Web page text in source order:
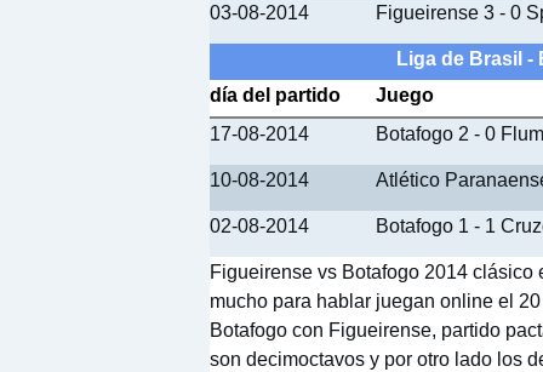
03-08-2014 Figueirense 3 - 0
Liga de Brasil -
día del partido
Juego
17-08-2014
Botafogo 2 - 0
10-08-2014 Atlético
02-08-2014 Botafogo 1 - 1
Figueirense vs Botafogo 2014
mucho para hablar juegan online el
Botafogo con Figueirense, partido
son decimoctavos y por otro lado los